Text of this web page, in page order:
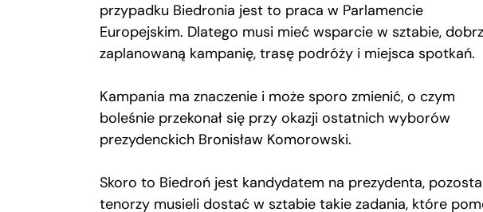
przypadku Biedronia jest to praca w Parlamencie
Europejskim. Dlatego musi mieć wsparcie w sztabie,
zaplanowaną kampanię, trasę podróży i miejsca spotkań.
Kampania ma znaczenie i może sporo zmienić, o czym
boleśnie przekonał się przy okazji ostatnich wyborów
prezydenckich Bronisław Komorowski.
Skoro to Biedroń jest kandydatem na prezydenta,
tenorzy musieli dostać w sztabie takie zadania, które